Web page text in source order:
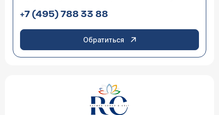
+7 (495) 788 33 88
Обратиться